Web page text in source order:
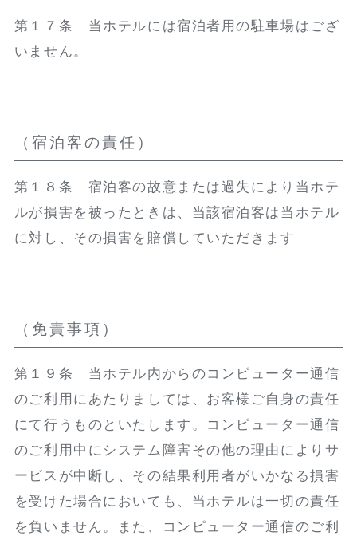
第１７条 当ホテルには宿泊者用の駐車場はござ
いません。
（宿泊客の責任）
第１８条 宿泊客の故意または過失により当ホテ
ルが損害を被ったときは、当該宿泊客は当ホテル
に対し、その損害を賠償していただきます
（免責事項）
第１９条 当ホテル内からのコンピューター通信
のご利用にあたりましては、お客様ご自身の責任
にて行うものといたします。コンピューター通信
のご利用中にシステム障害その他の理由によりサ
ービスが中断し、その結果利用者がいかなる損害
を受けた場合においても、当ホテルは一切の責任
を負いません。また、コンピューター通信のご利